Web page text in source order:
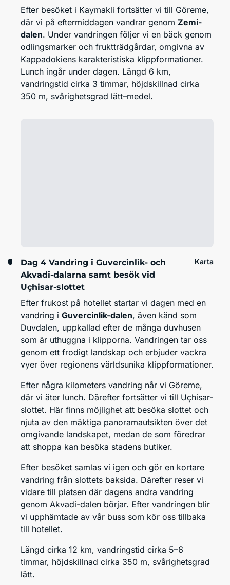
Efter besöket i Kaymakli fortsätter vi till Göreme,
där vi på eftermiddagen vandrar genom Zemi-
dalen. Under vandringen följer vi en bäck genom
odlingsmarker och fruktträdgårdar, omgivna av
Kappadokiens karakteristiska klippformationer.
Lunch ingår under dagen. Längd 6 km,
vandringstid cirka 3 timmar, höjdskillnad cirka
350 m, svårighetsgrad lätt–medel.
Dag 4 Vandring i Guvercinlik- och
Akvadi-dalarna samt besök vid
Uçhisar-slottet
Karta
Efter frukost på hotellet startar vi dagen med en
vandring i Guvercinlik-dalen, även känd som
Duvdalen, uppkallad efter de många duvhusen
som är uthuggna i klipporna. Vandringen tar oss
genom ett frodigt landskap och erbjuder vackra
vyer över regionens världsunika klippformationer.
Efter några kilometers vandring når vi Göreme,
där vi äter lunch. Därefter fortsätter vi till Uçhisar-
slottet. Här finns möjlighet att besöka slottet och
njuta av den mäktiga panoramautsikten över det
omgivande landskapet, medan de som föredrar
att shoppa kan besöka stadens butiker.
Efter besöket samlas vi igen och gör en kortare
vandring från slottets baksida. Därefter reser vi
vidare till platsen där dagens andra vandring
genom Akvadi-dalen börjar. Efter vandringen blir
vi upphämtade av vår buss som kör oss tillbaka
till hotellet.
Längd cirka 12 km, vandringstid cirka 5–6
timmar, höjdskillnad cirka 350 m, svårighetsgrad
lätt.